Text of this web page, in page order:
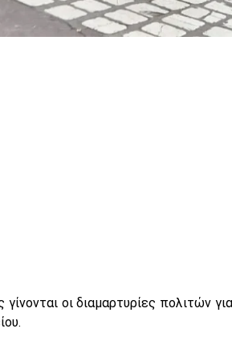
οι διαμαρτυρίες πολιτών